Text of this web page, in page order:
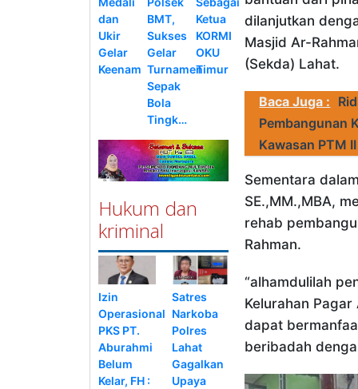
dan
Ukir
Gelar
Keenam
BMT,
Sukses
Gelar
Turnamen
Sepak
Bola
Tingk…
Ketua
KORMI
OKU
Timur
Hukum dan
kriminal
Izin
Operasional
PKS PT.
Aburahmi
Belum
Kelar, FH :
Satres
Narkoba
Polres
Lahat
Gagalkan
Upaya
dilanjutkan
Masjid Ar-
(Sekda) Lahat.
Baca Juga :
Pembangunan
Kawasan PTM
Sementara
SE.,MM.,MBA,
rehab
Rahman.
“alhamdulilah
Kelurahan
dapat
beribadah